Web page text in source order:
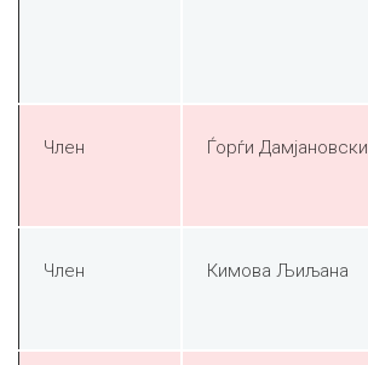
Член Ѓорѓи Дамјановски
Член Кимова Љиљана